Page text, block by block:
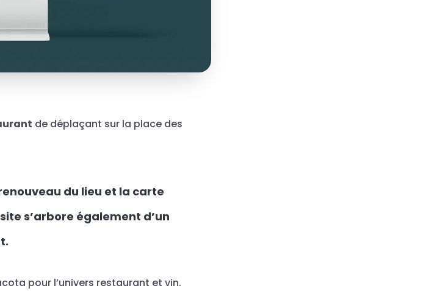
de déplaçant sur la place des
du lieu et la carte
s’arbore également d’un
pour l’univers restaurant et vin.